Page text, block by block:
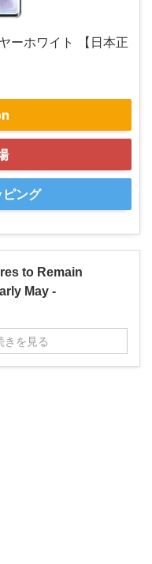
ーホワイト 【日本正
ング
to Remain
May -
きを見る